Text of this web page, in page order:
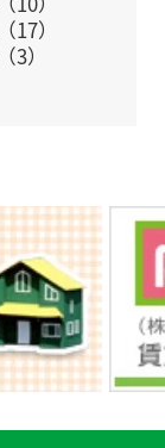
17）
3）